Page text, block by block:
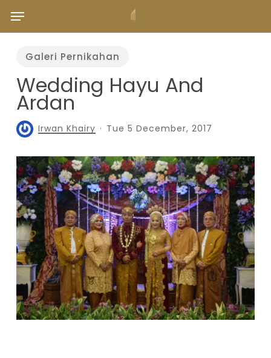
content
Menu
Galeri Pernikahan
Wedding Hayu And
Ardan
Irwan Khairy Tue 5 December, 2017